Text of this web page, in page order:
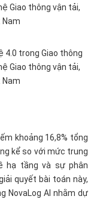
Giao thông vận tải,
Nam
4.0 trong Giao thông
Giao thông vận tải,
Nam
khoảng 16,8% tổng
kể so với mức trung
hạ tầng và sự phân
quyết bài toán này,
NovaLog AI nhằm dự